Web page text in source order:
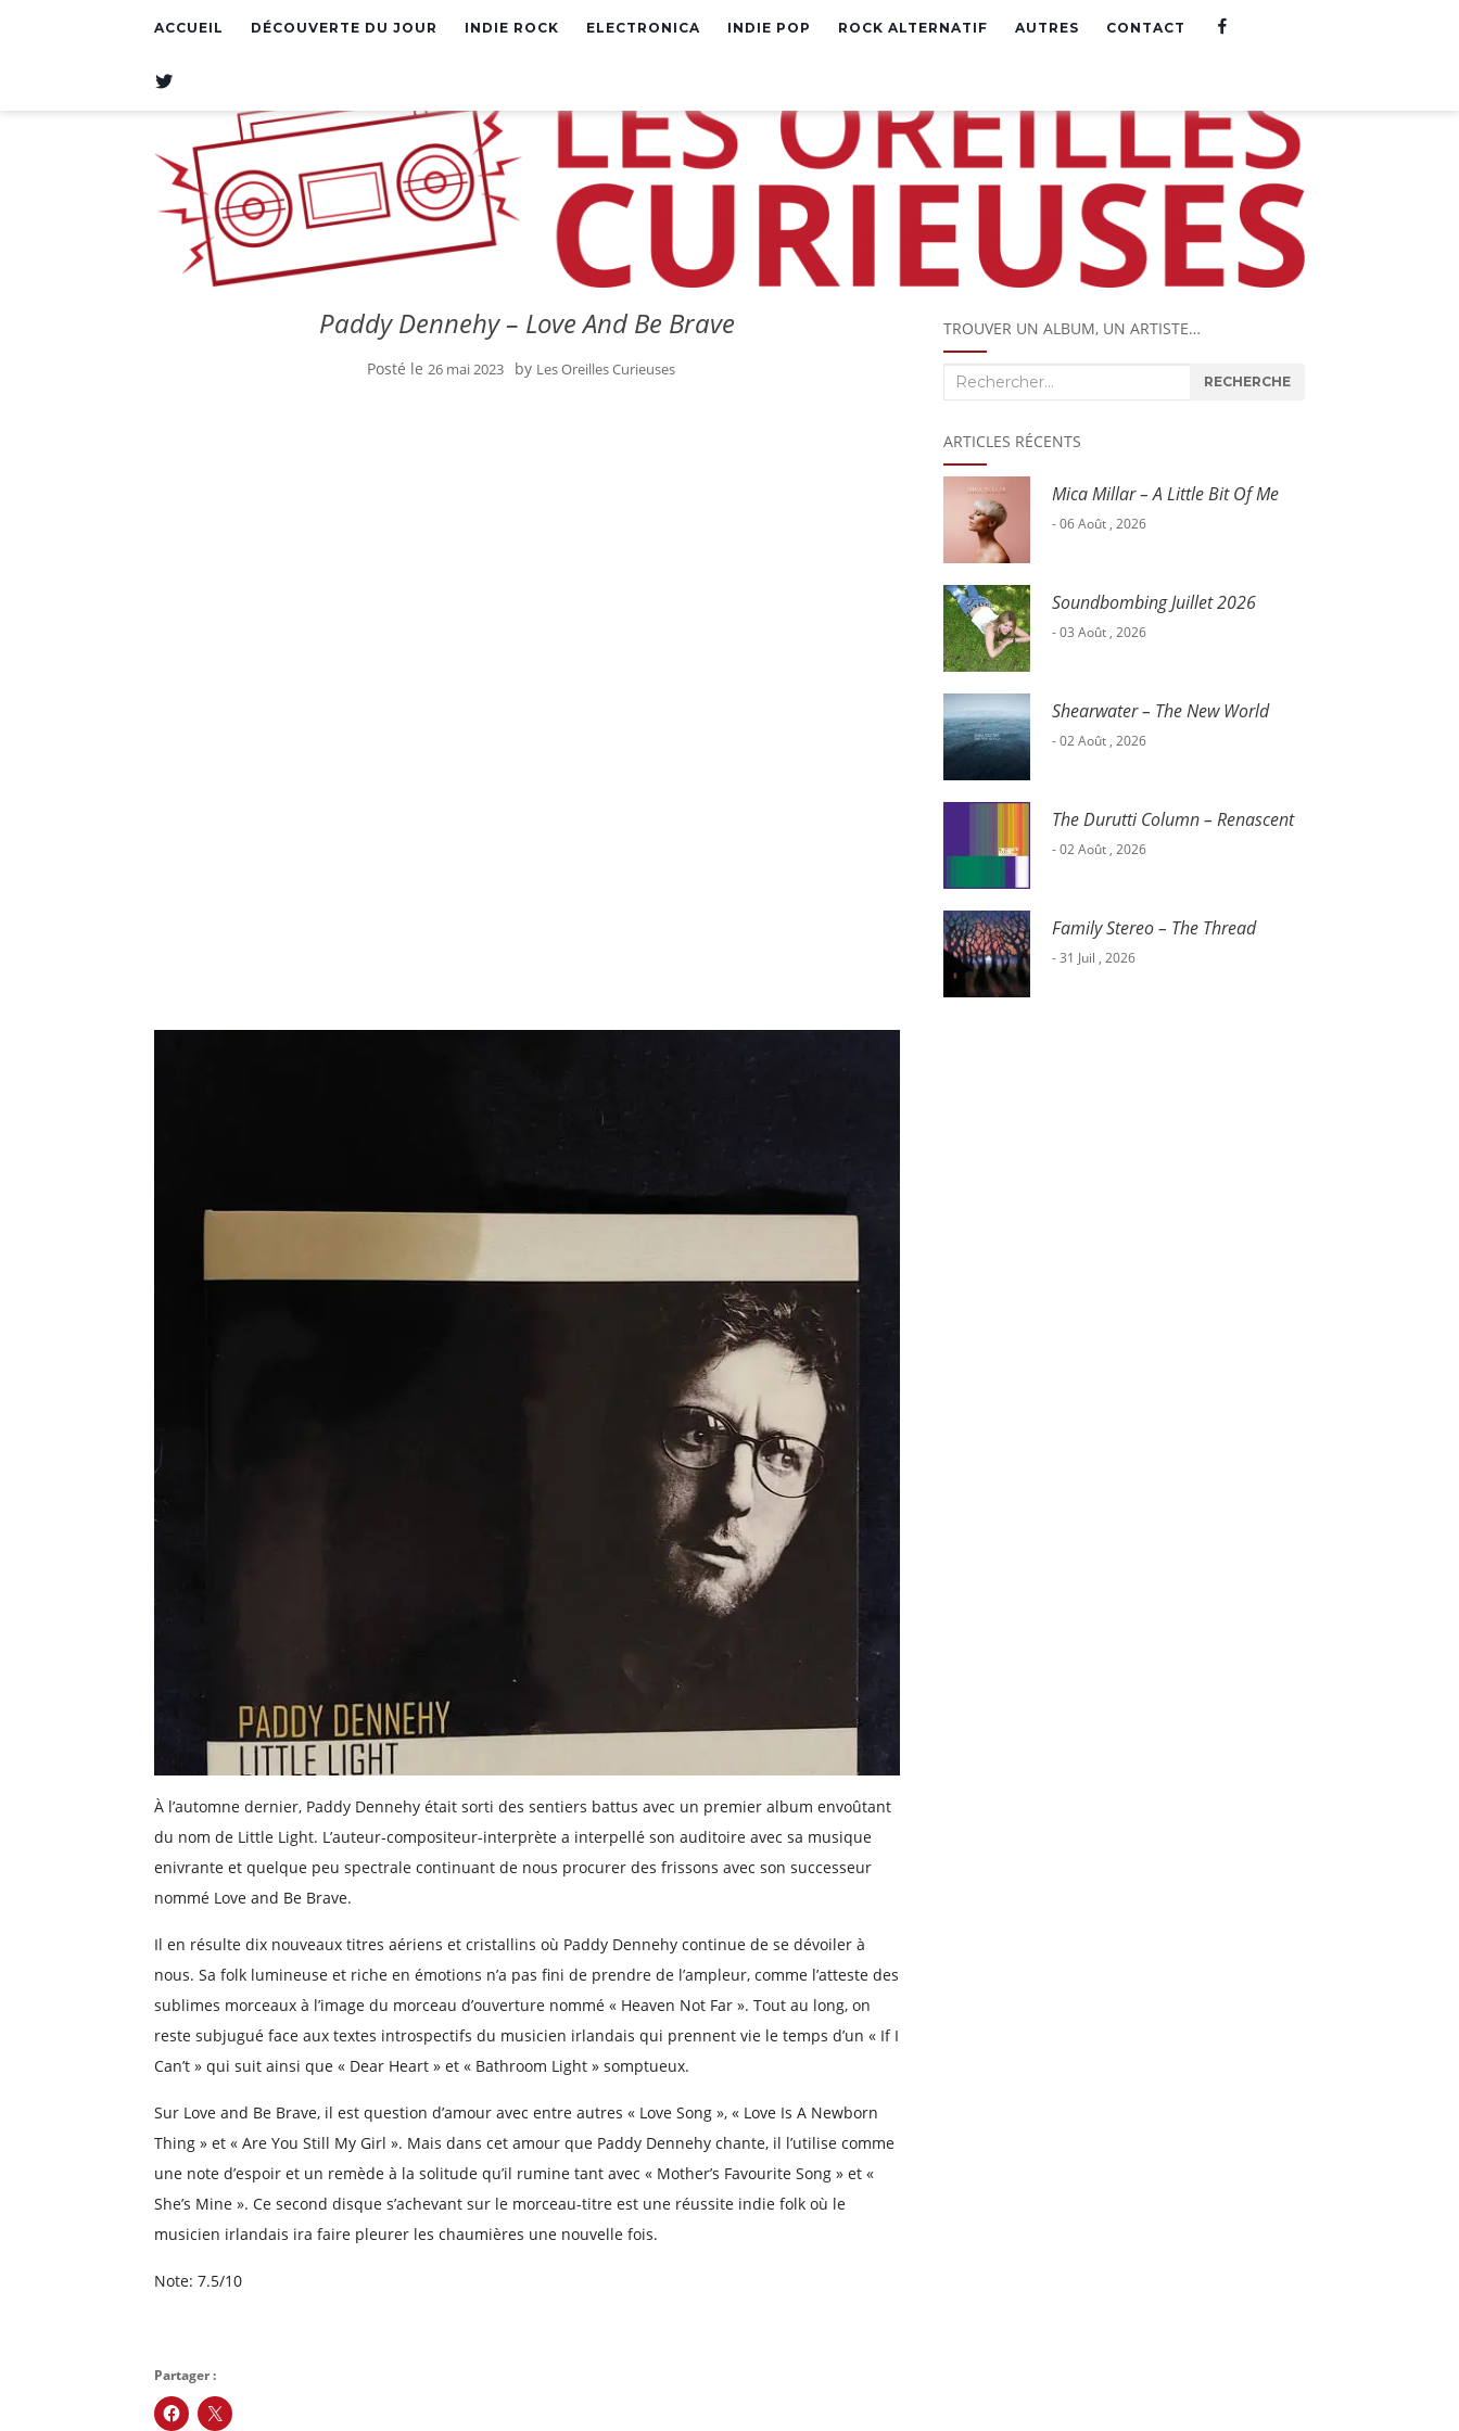
ACCUEIL DÉCOUVERTE DU JOUR INDIE ROCK ELECTRONICA INDIE POP ROCK ALTERNATIF AUTRES CONTACT
B
O
O
K
W
T
T
Paddy Dennehy – Love And Be Brave
Posté le26 mai 2023 by Les Oreilles Curieuses
À l’automne dernier, Paddy Dennehy était sorti des sentiers battus avec un premier album envoûtant
du nom de Little Light. L’auteur-compositeur-interprète a interpellé son auditoire avec sa musique
enivrante et quelque peu spectrale continuant de nous procurer des frissons avec son successeur
nommé Love and Be Brave.
Il en résulte dix nouveaux titres aériens et cristallins où Paddy Dennehy continue de se dévoiler à
nous. Sa folk lumineuse et riche en émotions n’a pas fini de prendre de l’ampleur, comme l’atteste des
sublimes morceaux à l’image du morceau d’ouverture nommé « Heaven Not Far ». Tout au long, on
reste subjugué face aux textes introspectifs du musicien irlandais qui prennent vie le temps d’un « If I
Can’t » qui suit ainsi que « Dear Heart » et « Bathroom Light » somptueux.
Sur Love and Be Brave, il est question d’amour avec entre autres « Love Song », « Love Is A Newborn
Thing » et « Are You Still My Girl ». Mais dans cet amour que Paddy Dennehy chante, il l’utilise comme
une note d’espoir et un remède à la solitude qu’il rumine tant avec « Mother’s Favourite Song » et «
She’s Mine ». Ce second disque s’achevant sur le morceau-titre est une réussite indie folk où le
musicien irlandais ira faire pleurer les chaumières une nouvelle fois.
Note: 7.5/10
Partager :
TROUVER UN ALBUM, UN ARTISTE…
Recherche
RECHERCHE
ARTICLES RÉCENTS
Mica Millar – A Little Bit Of Me
- 06 Août , 2026
Soundbombing Juillet 2026
- 03 Août , 2026
Shearwater – The New World
- 02 Août , 2026
The Durutti Column – Renascent
- 02 Août , 2026
Family Stereo – The Thread
- 31 Juil , 2026